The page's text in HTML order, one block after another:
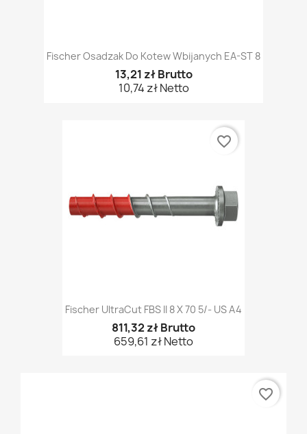
Fischer Osadzak Do Kotew Wbijanych EA-ST 8
13,21 zł Brutto
10,74 zł Netto
Fischer UltraCut FBS II 8 X 70 5/- US A4
811,32 zł Brutto
659,61 zł Netto
favorite_border
favorite_border